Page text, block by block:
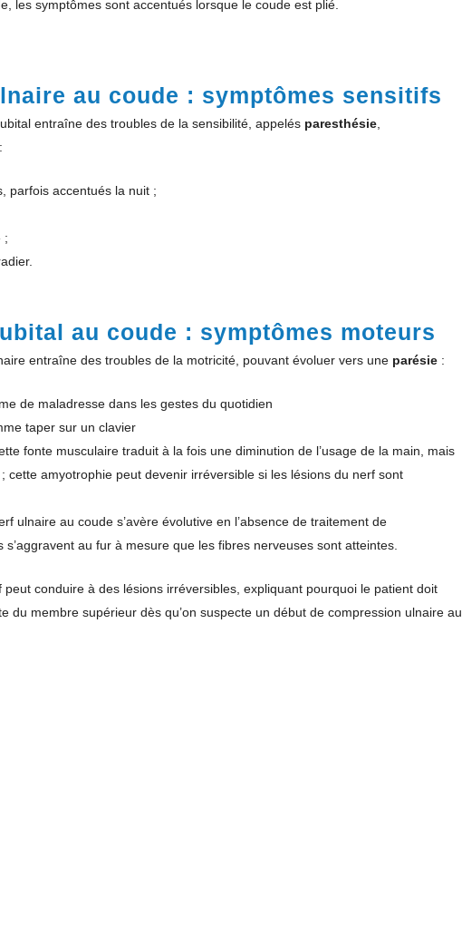
les symptômes sont accentués lorsque le coude est plié.
au coude : symptômes sensitifs
entraîne des troubles de la sensibilité, appelés paresthésie
parfois accentués la nuit ;
;
au coude : symptômes moteurs
entraîne des troubles de la motricité, pouvant évoluer vers une parésie :
de maladresse dans les gestes du quotidien
taper sur un clavier
fonte musculaire traduit à la fois une diminution de l’usage de la main, mais
cette amyotrophie peut devenir irréversible si les lésions du nerf sont
ulnaire au coude s’avère évolutive en l’absence de traitement de
au fur à mesure que les fibres nerveuses sont atteintes.
peut conduire à des lésions irréversibles, expliquant pourquoi le patient doit
du membre supérieur dès qu’on suspecte un début de compression ulnaire au